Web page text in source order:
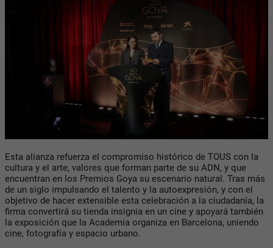
Esta alianza refuerza el compromiso histórico de TOUS con la
cultura y el arte, valores que forman parte de su ADN, y que
encuentran en los Premios Goya su escenario natural. Tras más
de un siglo impulsando el talento y la autoexpresión, y con el
objetivo de hacer extensible esta celebración a la ciudadanía, la
firma convertirá su tienda insignia en un cine y apoyará también
la exposición que la Academia organiza en Barcelona, uniendo
cine, fotografía y espacio urbano.